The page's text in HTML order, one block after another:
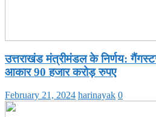
उत्तराखंड मंत्रीमंडल के निर्णय:
आकार 90 हजार करोड़ रुपए
February 21, 2024 harinayak 0